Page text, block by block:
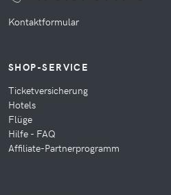
Kontaktformular
SHOP-SERVICE
Ticketversicherung
Hotels
Flüge
Hilfe - FAQ
Affiliate-Partnerprogramm